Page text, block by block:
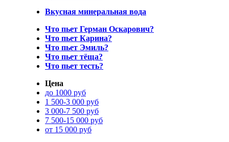
Вкусная минеральная вода
Что пьет Герман Оскарович?
Что пьет Карина?
Что пьет Эмиль?
Что пьет тёща?
Что пьет тесть?
Цена
до 1000 руб
1 500-3 000 руб
3 000-7 500 руб
7 500-15 000 руб
от 15 000 руб